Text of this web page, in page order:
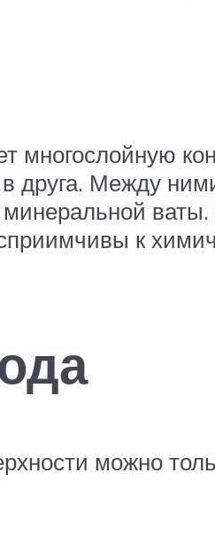
многослойную
в друга. Между
минеральной
к
можно